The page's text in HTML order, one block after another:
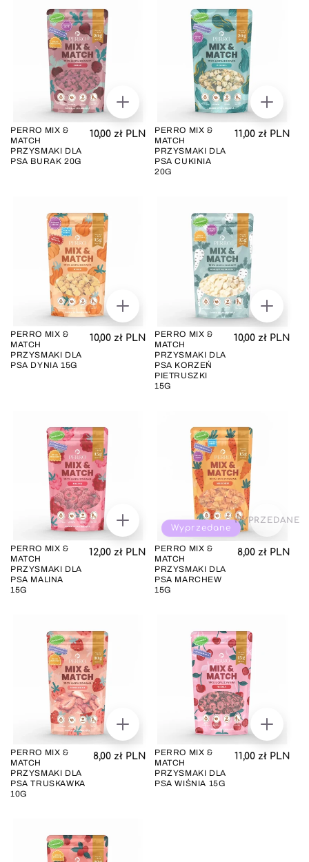
DODAJ
DO
KOSZYKA
PERRO MIX &
MATCH
PRZYSMAKI DLA
PSA BURAK 20G
Cena regularna
10,00 zł PLN
DODAJ
DO
PERRO MIX &
MATCH
PRZYSMAKI DLA
PSA CUKINIA
20G
Cena
11,00 zł PLN
DODAJ
DO
KOSZYKA
PERRO MIX &
MATCH
PRZYSMAKI DLA
PSA DYNIA 15G
Cena regularna
10,00 zł PLN
DODAJ
DO
PERRO MIX &
MATCH
PRZYSMAKI DLA
PSA KORZEŃ
PIETRUSZKI
15G
Cena
10,00 zł PLN
DODAJ
DO
KOSZYKA
PERRO MIX &
MATCH
PRZYSMAKI DLA
PSA MALINA
15G
Cena regularna
12,00 zł PLN
Wyprzedane
WYPRZEDANE
PERRO MIX &
MATCH
PRZYSMAKI DLA
PSA MARCHEW
15G
Cena
8,00 zł PLN
DODAJ
DO
KOSZYKA
PERRO MIX &
MATCH
PRZYSMAKI DLA
PSA TRUSKAWKA
10G
Cena regularna
8,00 zł PLN
DODAJ
DO
PERRO MIX &
MATCH
PRZYSMAKI DLA
PSA WIŚNIA 15G
Cena
11,00 zł PLN